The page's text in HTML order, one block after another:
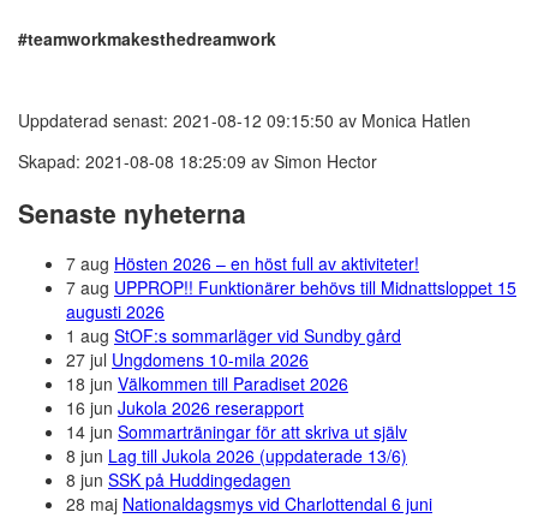
#teamworkmakesthedreamwork
Uppdaterad senast: 2021-08-12 09:15:50 av Monica Hatlen
Skapad: 2021-08-08 18:25:09 av Simon Hector
Senaste nyheterna
7 aug Hösten 2026 – en höst full av aktiviteter!
7 aug UPPROP!! Funktionärer behövs till Midnattsloppet 15
augusti 2026
1 aug StOF:s sommarläger vid Sundby gård
27 jul Ungdomens 10-mila 2026
18 jun Välkommen till Paradiset 2026
16 jun Jukola 2026 reserapport
14 jun Sommarträningar för att skriva ut själv
8 jun Lag till Jukola 2026 (uppdaterade 13/6)
8 jun SSK på Huddingedagen
28 maj Nationaldagsmys vid Charlottendal 6 juni